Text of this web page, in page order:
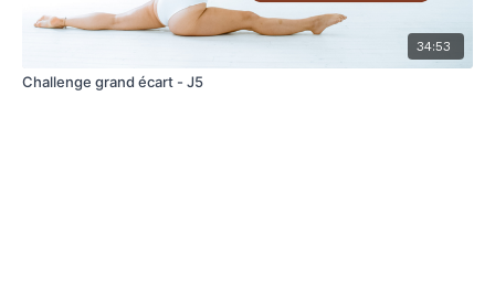
34:53
Challenge grand écart - J5